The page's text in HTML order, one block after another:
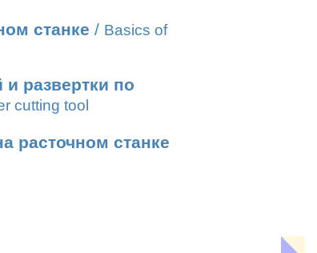
станке / Basics of
развертки по
cutting tool
расточном станке